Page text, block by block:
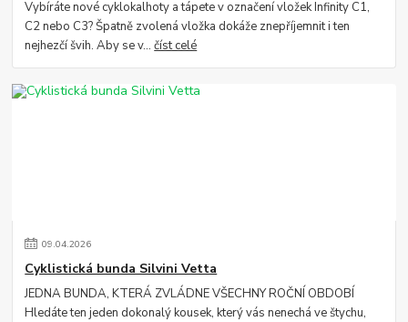
Vybíráte nové cyklokalhoty a tápete v označení vložek Infinity C1,
C2 nebo C3? Špatně zvolená vložka dokáže znepříjemnit i ten
nejhezčí švih. Aby se v...číst celé
09.04.2026
Cyklistická bunda Silvini Vetta
JEDNA BUNDA, KTERÁ ZVLÁDNE VŠECHNY ROČNÍ OBDOBÍ
Hledáte ten jeden dokonalý kousek, který vás nenechá ve štychu,